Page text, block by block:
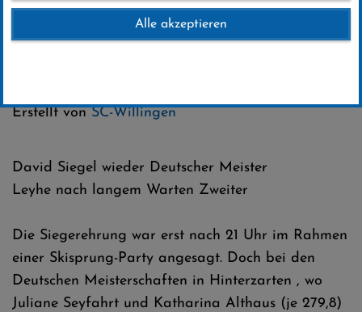
Skispringen 2018
Erstellt vonSC-Willingen
David Siegel wieder Deutscher Meister
Leyhe nach langem Warten Zweiter
Die Siegerehrung war erst nach 21 Uhr im Rahmen
einer Skisprung-Party angesagt. Doch bei den
Deutschen Meisterschaften in Hinterzarten , wo
Juliane Seyfahrt und Katharina Althaus (je 279,8)
Alle akzeptieren